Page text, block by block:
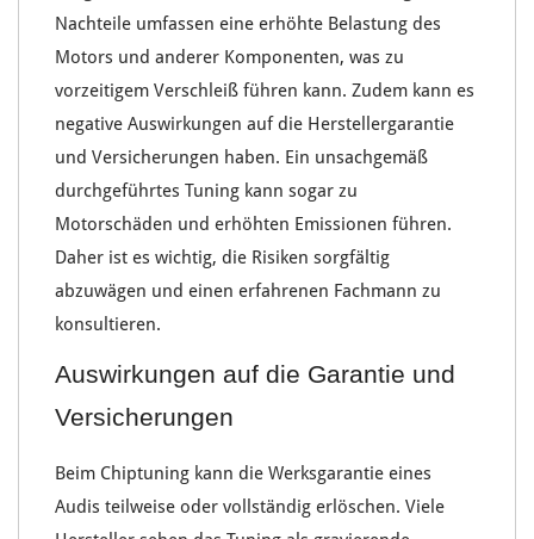
Nachteile umfassen eine erhöhte Belastung des
Motors und anderer Komponenten, was zu
vorzeitigem Verschleiß führen kann. Zudem kann es
negative Auswirkungen auf die Herstellergarantie
und Versicherungen haben. Ein unsachgemäß
durchgeführtes Tuning kann sogar zu
Motorschäden und erhöhten Emissionen führen.
Daher ist es wichtig, die Risiken sorgfältig
abzuwägen und einen erfahrenen Fachmann zu
konsultieren.
Auswirkungen auf die Garantie und
Versicherungen
Beim Chiptuning kann die Werksgarantie eines
Audis teilweise oder vollständig erlöschen. Viele